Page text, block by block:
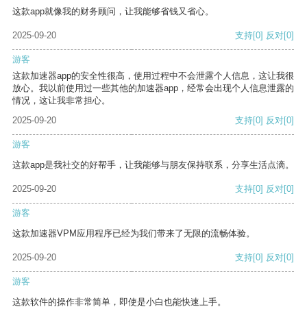
这款app就像我的财务顾问，让我能够省钱又省心。
2025-09-20 支持[0] 反对[0]
游客
这款加速器app的安全性很高，使用过程中不会泄露个人信息，这让我很
放心。我以前使用过一些其他的加速器app，经常会出现个人信息泄露的
情况，这让我非常担心。
2025-09-20
支持[0] 反对[0]
游客
这款app是我社交的好帮手，让我能够与朋友保持联系，分享生活点滴。
2025-09-20 支持[0] 反对[0]
游客
这款加速器VPM应用程序已经为我们带来了无限的流畅体验。
2025-09-20 支持[0] 反对[0]
游客
这款软件的操作非常简单，即使是小白也能快速上手。